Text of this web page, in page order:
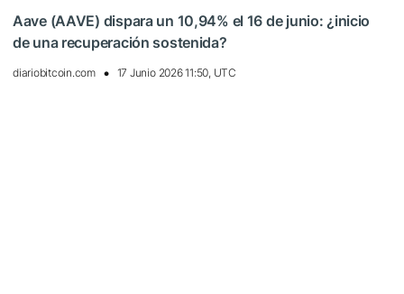
Aave (AAVE) dispara un 10,94% el 16 de junio: ¿inicio
de una recuperación sostenida?
diariobitcoin.com 17 Junio 2026 11:50, UTC